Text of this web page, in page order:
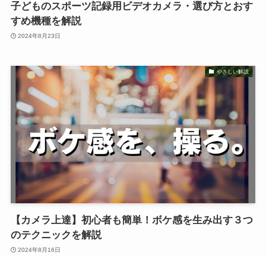
子どものスポーツ記録用ビデオカメラ・選び方とおす
すめ機種を解説
2024年8月23日
やさしい解説
【カメラ上達】初心者も簡単！ボケ感を生み出す３つ
のテクニックを解説
2024年8月16日